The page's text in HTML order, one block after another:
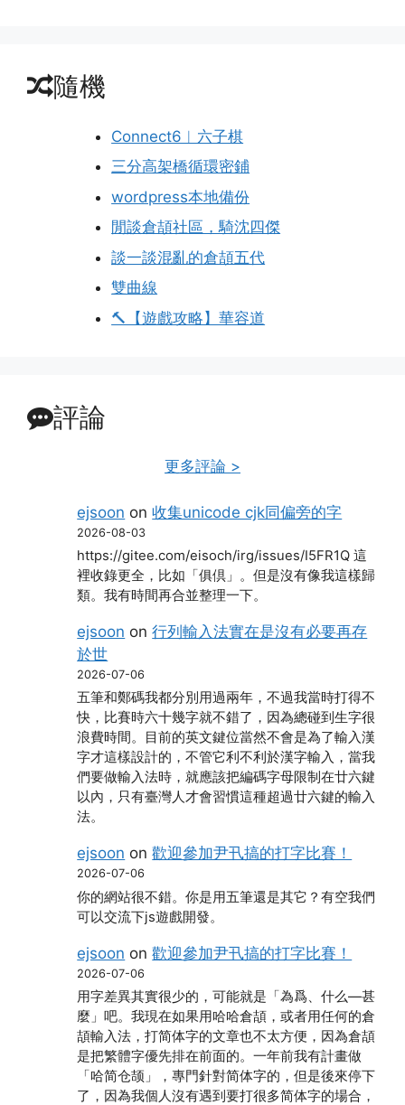
隨機
Connect6︱六子棋
三分高架橋循環密鋪
wordpress本地備份
閒談倉頡社區，騎沈四傑
談一談混亂的倉頡五代
雙曲線
🔨【遊戲攻略】華容道
評論
更多評論 >
ejsoon on收集unicode cjk同偏旁的字
2026-08-03
https://gitee.com/eisoch/irg/issues/I5FR1Q 這
裡收錄更全，比如「俱倶」。但是沒有像我這樣歸
類。我有時間再合並整理一下。
ejsoon on行列輸入法實在是沒有必要再存
於世
2026-07-06
五筆和鄭碼我都分別用過兩年，不過我當時打得不
快，比賽時六十幾字就不錯了，因為總碰到生字很
浪費時間。目前的英文鍵位當然不會是為了輸入漢
字才這樣設計的，不管它利不利於漢字輸入，當我
們要做輸入法時，就應該把編碼字母限制在廿六鍵
以內，只有臺灣人才會習慣這種超過廿六鍵的輸入
法。
ejsoon on歡迎參加尹卂搞的打字比賽！
2026-07-06
你的網站很不錯。你是用五筆還是其它？有空我們
可以交流下js遊戲開發。
ejsoon on歡迎參加尹卂搞的打字比賽！
2026-07-06
用字差異其實很少的，可能就是「為爲、什么―甚
麼」吧。我現在如果用哈哈倉頡，或者用任何的倉
頡輸入法，打简体字的文章也不太方便，因為倉頡
是把繁體字優先排在前面的。一年前我有計畫做
「哈简仓颉」，專門針對简体字的，但是後來停下
了，因為我個人沒有遇到要打很多简体字的場合，